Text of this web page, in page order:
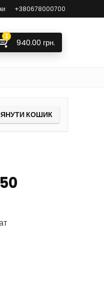
+380678000700
1
940.00 грн.
КОШИК